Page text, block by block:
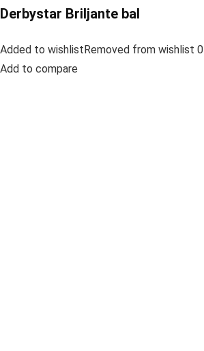
Derbystar Briljante bal
Added to wishlistRemoved from wishlist 0
Add to compare